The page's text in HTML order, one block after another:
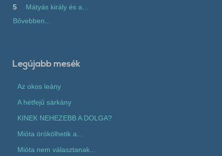
5
Mátyás király és a...
Bővebben...
Legújabb mesék
Az okos leány
A hétfejű sárkány
KINEK NEHEZEBB A DOLGA?
Mióta örökölhetik a...
Mióta nem választanak...